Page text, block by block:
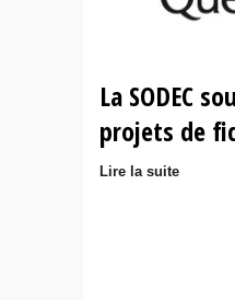
La SODEC
projets de
Lire la suite